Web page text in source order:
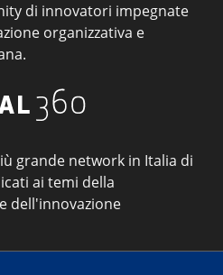
di innovatori impegnate
organizzativa e
grande network in Italia di
ai temi della
dell'innovazione